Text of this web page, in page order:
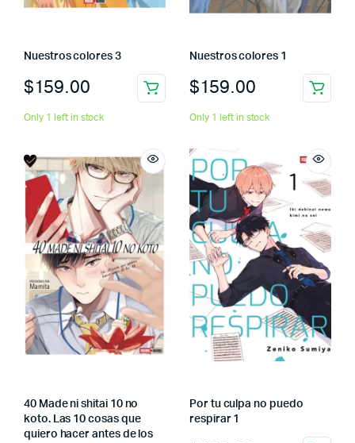
Nuestros colores 3
$159.00
Only 1 left in stock
Nuestros colores 1
$159.00
Only 1 left in stock
40 Made ni shitai 10 no
koto. Las 10 cosas que
quiero hacer antes de los
Por tu culpa no puedo
respirar 1